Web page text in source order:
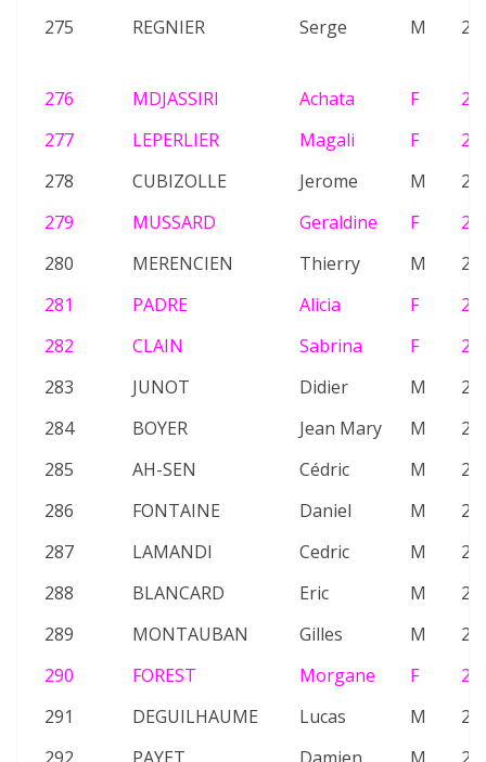
275
REGNIER Serge M
276 MDJASSIRI Achata F
277
LEPERLIER Magali F
278
CUBIZOLLE Jerome M
279
MUSSARD Geraldine F
280
MERENCIEN Thierry M
281
PADRE Alicia F
282
CLAIN Sabrina F
283
JUNOT Didier M
284
BOYER Jean Mary M
285
AH-SEN Cédric M
286
FONTAINE Daniel M
287
LAMANDI Cedric M
288
BLANCARD Eric M
289
MONTAUBAN Gilles M
290
FOREST Morgane F
291
DEGUILHAUME Lucas M